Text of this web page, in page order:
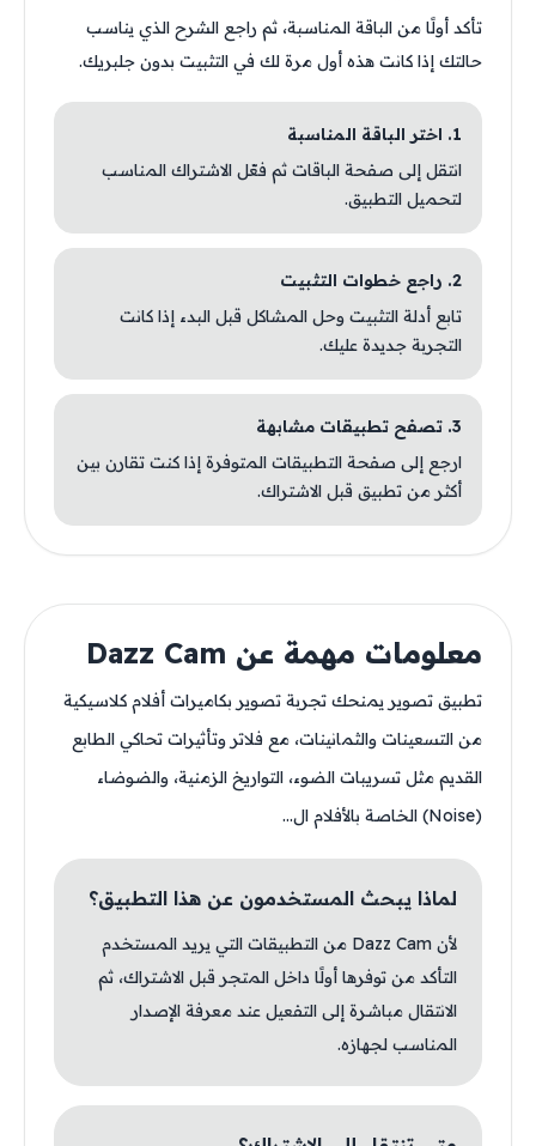
تأكد أولًا من الباقة المناسبة، ثم راجع الشرح الذي يناسب
حالتك إذا كانت هذه أول مرة لك في التثبيت بدون جلبريك.
1. اختر الباقة المناسبة
انتقل إلى صفحة الباقات ثم فعّل الاشتراك المناسب
لتحميل التطبيق.
2. راجع خطوات التثبيت
تابع أدلة التثبيت وحل المشاكل قبل البدء إذا كانت
التجربة جديدة عليك.
3. تصفح تطبيقات مشابهة
ارجع إلى صفحة التطبيقات المتوفرة إذا كنت تقارن بين
أكثر من تطبيق قبل الاشتراك.
معلومات مهمة عن Dazz Cam
تطبيق تصوير يمنحك تجربة تصوير بكاميرات أفلام كلاسيكية
من التسعينات والثمانينات، مع فلاتر وتأثيرات تحاكي الطابع
القديم مثل تسريبات الضوء، التواريخ الزمنية، والضوضاء
(Noise) الخاصة بالأفلام ال...
لماذا يبحث المستخدمون عن هذا التطبيق؟
لأن Dazz Cam من التطبيقات التي يريد المستخدم
التأكد من توفرها أولًا داخل المتجر قبل الاشتراك، ثم
الانتقال مباشرة إلى التفعيل عند معرفة الإصدار
المناسب لجهازه.